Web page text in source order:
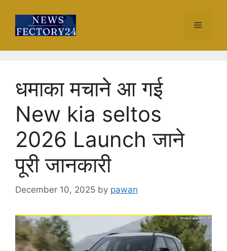
content
Menu
धमाका मचाने आ गई
New kia seltos
2026 Launch जाने
पूरी जानकारी
December 10, 2025 by pawan